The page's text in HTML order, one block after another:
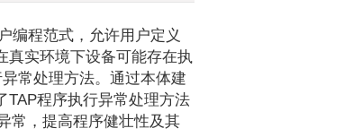
编程范式，允许用户定义
真实环境下设备可能存在执
常处理方法。通过本体建
TAP程序执行异常处理方法
常，提高程序健壮性及其